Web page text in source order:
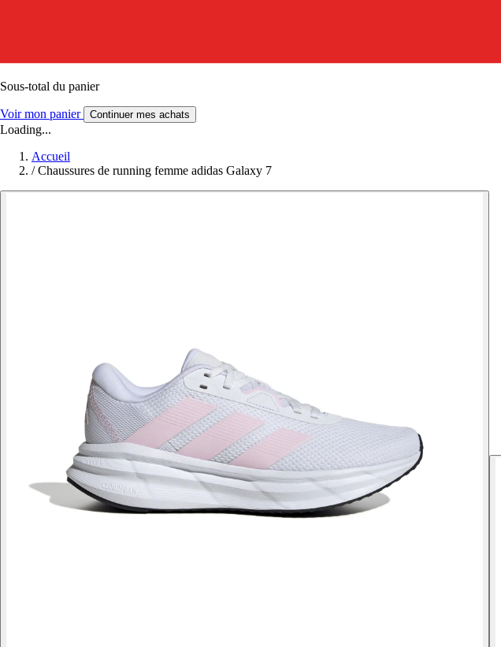
Sous-total du panier
Voir mon panier Continuer mes achats
Loading...
Accueil
/ Chaussures de running femme adidas Galaxy 7